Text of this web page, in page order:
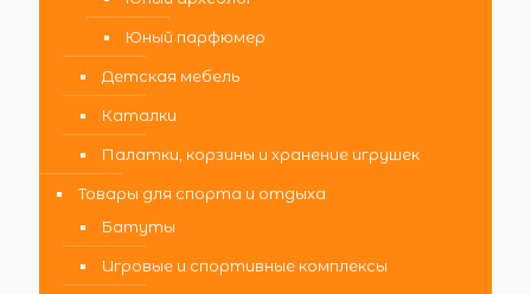
Юный парфюмер
Детская мебель
Каталки
Палатки, корзины и хранение игрушек
Товары для спорта и отдыха
Батуты
Игровые и спортивные комплексы